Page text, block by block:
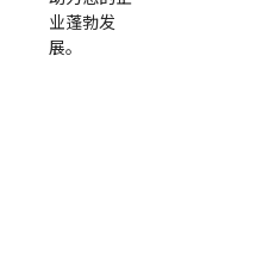
业蓬勃发
展。